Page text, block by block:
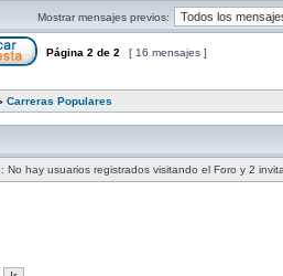
Mostrar mensajes previos:
Página 2 de 2 [ 16 mensajes ]
Carreras Populares
No hay usuarios registrados visitando el Foro y 2